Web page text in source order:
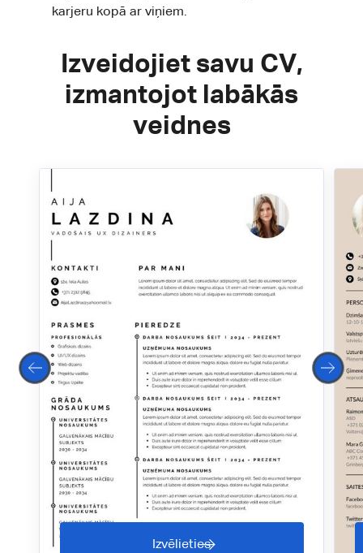
karjeru kopā ar viņiem.
Izveidojiet savu CV,
izmantojot labākās
veidnes
Izvēlieties